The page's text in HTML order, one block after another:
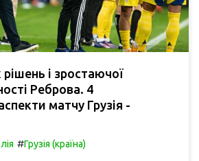
і зростаючої
Реброва. 4
матчу Грузія -
#Грузія (країна)